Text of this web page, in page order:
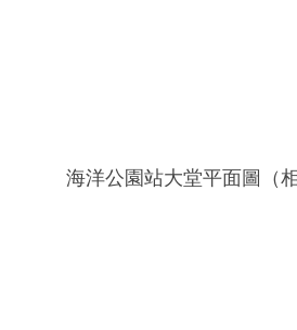
海洋公園站大堂平面圖（